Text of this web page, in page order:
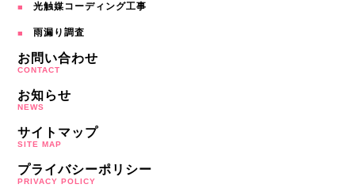
光触媒コーディング工事
雨漏り調査
お問い合わせ
CONTACT
お知らせ
NEWS
サイトマップ
SITE MAP
プライバシーポリシー
PRIVACY POLICY